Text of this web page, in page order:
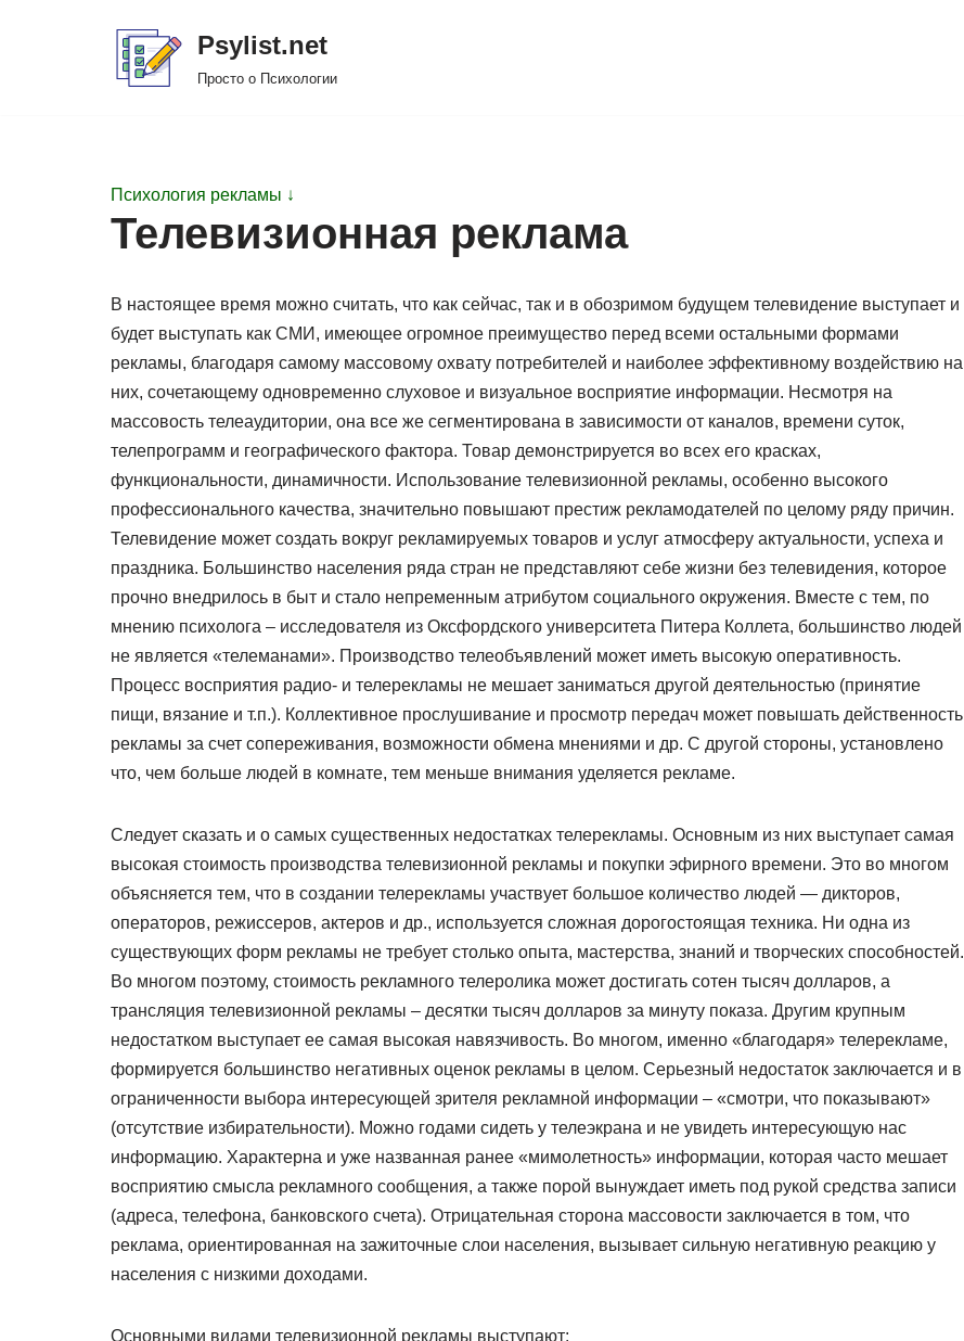
Psylist.net
Просто о Психологии
Психология рекламы ↓
Телевизионная реклама
В настоящее время можно считать, что как сейчас, так и в обозримом будущем телевидение выступает и
будет выступать как СМИ, имеющее огромное преимущество перед всеми остальными формами
рекламы, благодаря самому массовому охвату потребителей и наиболее эффективному воздействию на
них, сочетающему одновременно слуховое и визуальное восприятие информации. Несмотря на
массовость телеаудитории, она все же сегментирована в зависимости от каналов, времени суток,
телепрограмм и географического фактора. Товар демонстрируется во всех его красках,
функциональности, динамичности. Использование телевизионной рекламы, особенно высокого
профессионального качества, значительно повышают престиж рекламодателей по целому ряду причин.
Телевидение может создать вокруг рекламируемых товаров и услуг атмосферу актуальности, успеха и
праздника. Большинство населения ряда стран не представляют себе жизни без телевидения, которое
прочно внедрилось в быт и стало непременным атрибутом социального окружения. Вместе с тем, по
мнению психолога – исследователя из Оксфордского университета Питера Коллета, большинство людей
не является «телеманами». Производство телеобъявлений может иметь высокую оперативность.
Процесс восприятия радио- и телерекламы не мешает заниматься другой деятельностью (принятие
пищи, вязание и т.п.). Коллективное прослушивание и просмотр передач может повышать действенность
рекламы за счет сопереживания, возможности обмена мнениями и др. С другой стороны, установлено
что, чем больше людей в комнате, тем меньше внимания уделяется рекламе.
Следует сказать и о самых существенных недостатках телерекламы. Основным из них выступает самая
высокая стоимость производства телевизионной рекламы и покупки эфирного времени. Это во многом
объясняется тем, что в создании телерекламы участвует большое количество людей — дикторов,
операторов, режиссеров, актеров и др., используется сложная дорогостоящая техника. Ни одна из
существующих форм рекламы не требует столько опыта, мастерства, знаний и творческих способностей.
Во многом поэтому, стоимость рекламного телеролика может достигать сотен тысяч долларов, а
трансляция телевизионной рекламы – десятки тысяч долларов за минуту показа. Другим крупным
недостатком выступает ее самая высокая навязчивость. Во многом, именно «благодаря» телерекламе,
формируется большинство негативных оценок рекламы в целом. Серьезный недостаток заключается и в
ограниченности выбора интересующей зрителя рекламной информации – «смотри, что показывают»
(отсутствие избирательности). Можно годами сидеть у телеэкрана и не увидеть интересующую нас
информацию. Характерна и уже названная ранее «мимолетность» информации, которая часто мешает
восприятию смысла рекламного сообщения, а также порой вынуждает иметь под рукой средства записи
(адреса, телефона, банковского счета). Отрицательная сторона массовости заключается в том, что
реклама, ориентированная на зажиточные слои населения, вызывает сильную негативную реакцию у
населения с низкими доходами.
Основными видами телевизионной рекламы выступают: